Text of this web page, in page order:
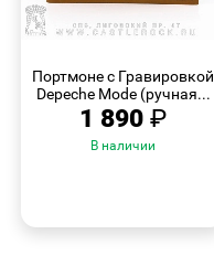
Портмоне с Гравировкой
Depeche Mode (ручная...
1 890 ₽
В наличии